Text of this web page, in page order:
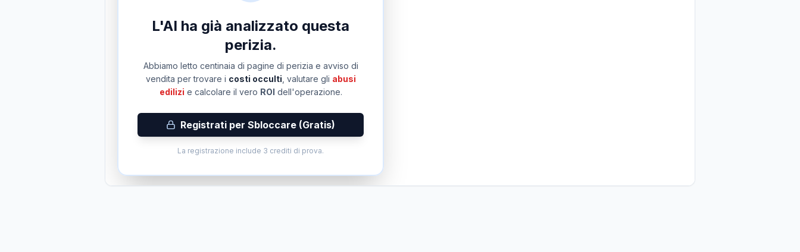
L'AI ha già analizzato questa
perizia.
Abbiamo letto centinaia di pagine di perizia e avviso di
vendita per trovare i costi occulti , valutare gli abusi
edilizi e calcolare il vero ROI dell'operazione.
Registrati per Sbloccare (Gratis)
La registrazione include 3 crediti di prova.